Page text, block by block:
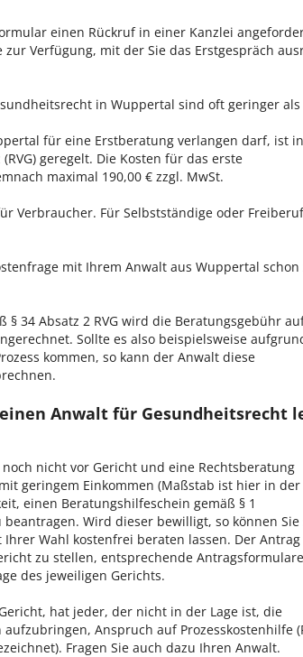
einen Rückruf in einer Kanzlei
Verfügung, mit der Sie das Erstgespräch
in Wuppertal sind oft geringer als
für eine Erstberatung verlangen darf, ist
geregelt. Die Kosten für das erste
maximal 190,00 € zzgl. MwSt.
Verbraucher. Für Selbstständige oder
mit Ihrem Anwalt aus Wuppertal schon
§ 34 Absatz 2 RVG wird die Beratungsgebühr
Sollte es also beispielsweise
kommen, so kann der Anwalt diese
Anwalt für Gesundheitsrecht
nicht vor Gericht und eine Rechtsberatung
geringem Einkommen (Maßstab ist hier in der
einen Beratungshilfeschein gemäß § 1
beantragen. Wird dieser bewilligt, so können Sie
Wahl kostenfrei beraten lassen. Der
zu stellen, entsprechende
des jeweiligen Gerichts.
hat jeder, der nicht in der Lage ist, die
Anspruch auf Prozesskostenhilfe
Fragen Sie auch dazu Ihren Anwalt.